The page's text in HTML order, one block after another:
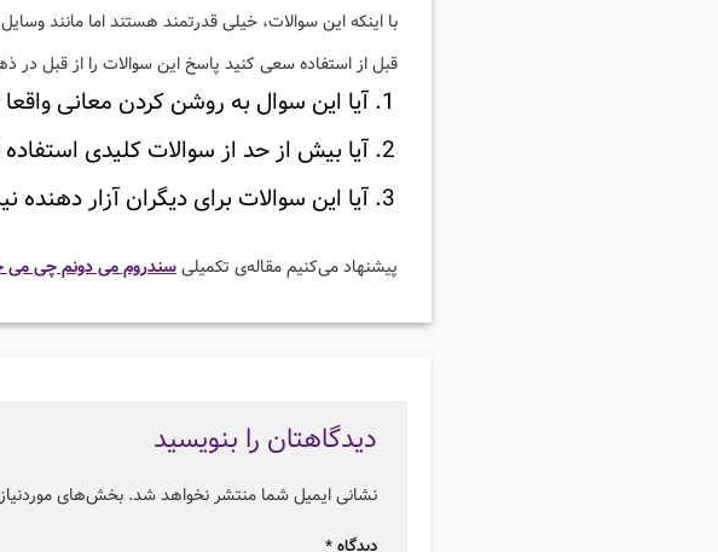
با اینکه این سوالات، خیلی قدرتمند هستند اما مانند
قبل از استفاده سعی کنید پاسخ این سوالات را از قبل در
آیا این سوال به روشن کردن معانی
آیا بیش از حد از سوالات کلیدی
آیا این سوالات برای دیگران آزار دهنده
پیشنهاد می‌کنیم مقاله‌ی تکمیلیسندروم می دونم چی می
دیدگاهتان را بنویسید
نشانی ایمیل شما منتشر نخواهد شد. بخش‌های
دیدگاه *